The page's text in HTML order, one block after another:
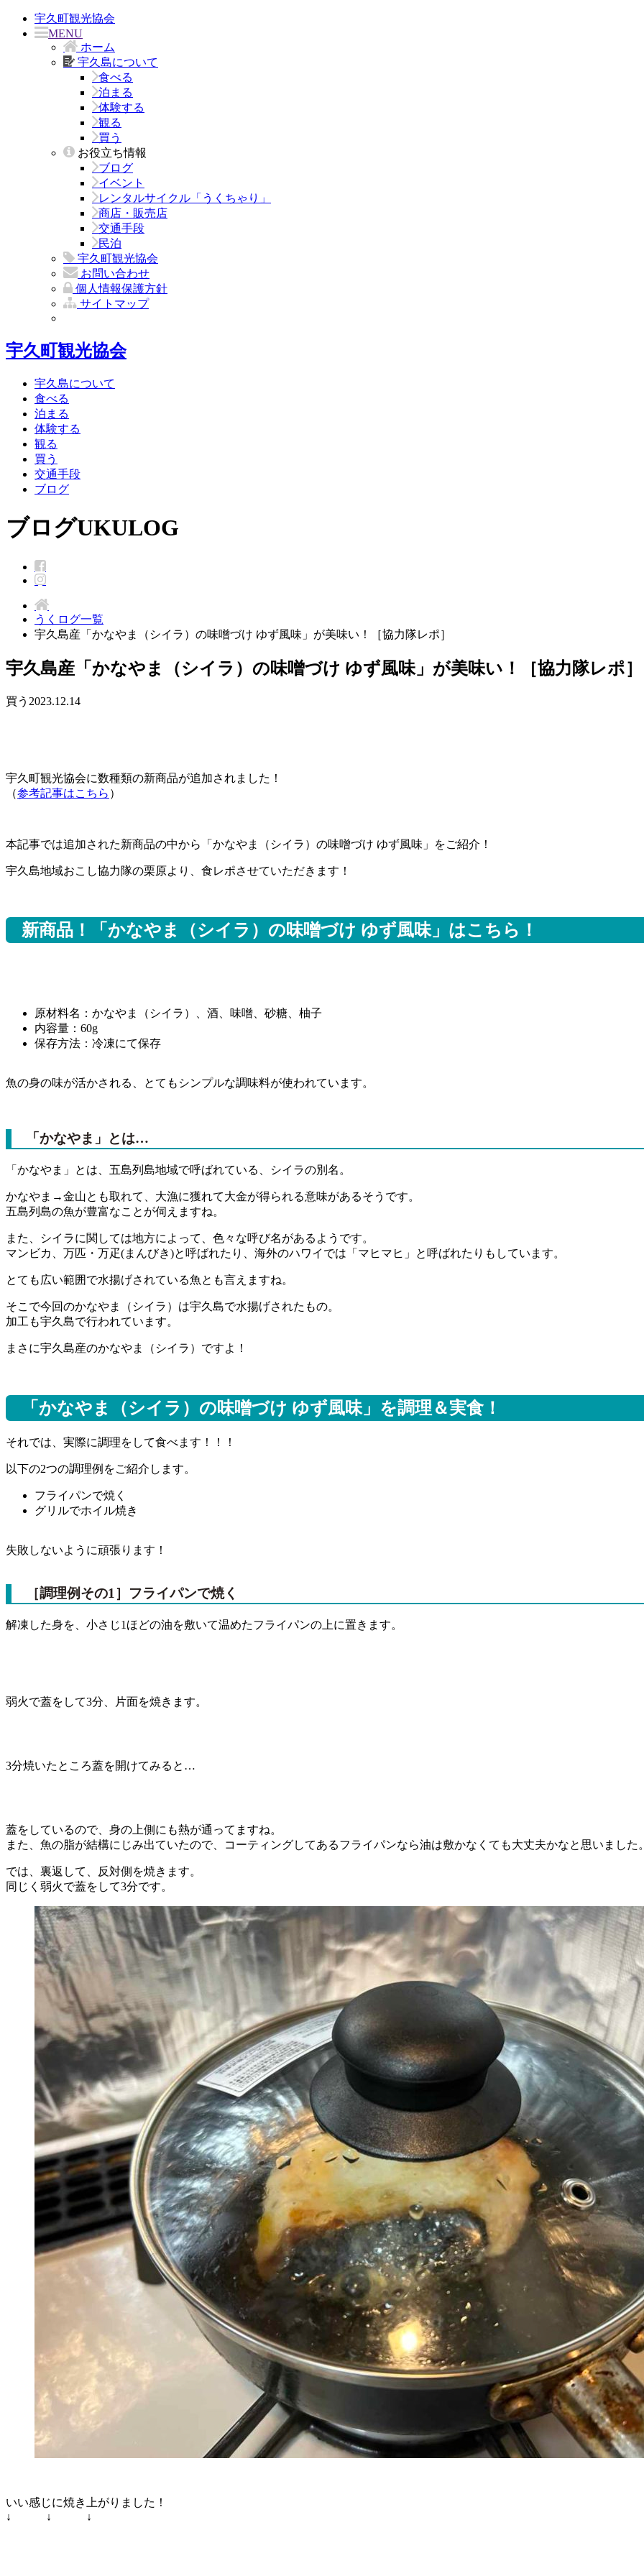
宇久町観光協会
MENU
ホーム
宇久島について
食べる
泊まる
体験する
観る
買う
お役立ち情報
ブログ
イベント
レンタルサイクル「うくちゃり」
商店・販売店
交通手段
民泊
宇久町観光協会
お問い合わせ
個人情報保護方針
サイトマップ
宇久町観光協会
宇久島について
食べる
泊まる
体験する
観る
買う
交通手段
ブログ
ブログUKULOG
うくログ一覧
宇久島産「かなやま（シイラ）の味噌づけ ゆず風味」が美味い！［協力隊レポ］
宇久島産「かなやま（シイラ）の味噌づけ ゆず風味」が美味い！［協力隊レポ］
買う 2023.12.14
宇久町観光協会に数種類の新商品が追加されました！
（参考記事はこちら ）
本記事では追加された新商品の中から「かなやま（シイラ）の味噌づけ ゆず風味」をご紹介！
宇久島地域おこし協力隊の栗原より、食レポさせていただきます！
新商品！「かなやま（シイラ）の味噌づけ ゆず風味」はこちら！
原材料名：かなやま（シイラ）、酒、味噌、砂糖、柚子
内容量：60g
保存方法：冷凍にて保存
魚の身の味が活かされる、とてもシンプルな調味料が使われています。
「かなやま」とは…
「かなやま」とは、五島列島地域で呼ばれている、シイラの別名。
かなやま→金山とも取れて、大漁に獲れて大金が得られる意味があるそうです。
五島列島の魚が豊富なことが伺えますね。
また、シイラに関しては地方によって、色々な呼び名があるようです。
マンビカ、万匹・万疋(まんびき)と呼ばれたり、海外のハワイでは「マヒマヒ」と呼ばれたりもしています。
とても広い範囲で水揚げされている魚とも言えますね。
そこで今回のかなやま（シイラ）は宇久島で水揚げされたもの。
加工も宇久島で行われています。
まさに宇久島産のかなやま（シイラ）ですよ！
「かなやま（シイラ）の味噌づけ ゆず風味」を調理＆実食！
それでは、実際に調理をして食べます！！！
以下の2つの調理例をご紹介します。
フライパンで焼く
グリルでホイル焼き
失敗しないように頑張ります！
［調理例その1］フライパンで焼く
解凍した身を、小さじ1ほどの油を敷いて温めたフライパンの上に置きます。
弱火で蓋をして3分、片面を焼きます。
3分焼いたところ蓋を開けてみると…
蓋をしているので、身の上側にも熱が通ってますね。
また、魚の脂が結構にじみ出ていたので、コーティングしてあるフライパンなら油は敷かなくても大丈夫かなと思いました
では、裏返して、反対側を焼きます。
同じく弱火で蓋をして3分です。
いい感じに焼き上がりました！
↓ ↓ ↓